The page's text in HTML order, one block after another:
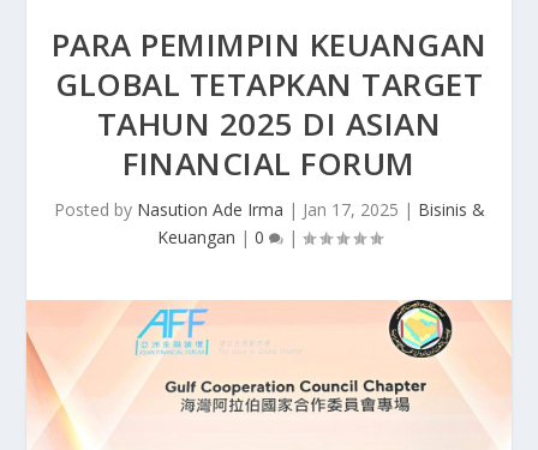
PARA PEMIMPIN KEUANGAN
GLOBAL TETAPKAN TARGET
TAHUN 2025 DI ASIAN
FINANCIAL FORUM
Posted by Nasution Ade Irma | Jan 17, 2025 | Bisinis &
Keuangan | 0 |